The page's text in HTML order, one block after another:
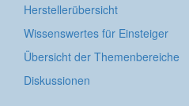
Herstellerübersicht
Wissenswertes für Einsteiger
Übersicht der Themenbereiche
Diskussionen